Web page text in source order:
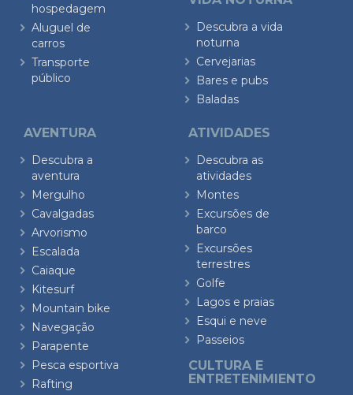
hospedagem
Aluguel de
carros
Transporte
público
Descubra a vida
noturna
Cervejarias
Bares e pubs
Baladas
AVENTURA
Descubra a
aventura
Mergulho
Cavalgadas
Arvorismo
Escalada
Caiaque
Kitesurf
Mountain bike
Navegação
Parapente
Pesca esportiva
Rafting
ATIVIDADES
Descubra as
atividades
Montes
Excursões de
barco
Excursões
terrestres
Golfe
Lagos e praias
Esqui e neve
Passeios
CULTURA E
ENTRETENIMIENTO